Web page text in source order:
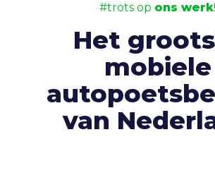
#trots op ons werk!
Het
mobiele
van